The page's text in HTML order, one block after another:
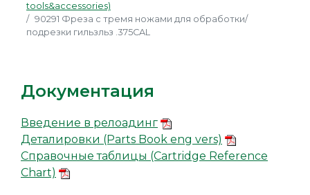
tools&accessories)
90291 Фреза с тремя ножами для обработки/
подрезки гильзльз .375CAL
Документация
Введение в релоадинг
Деталировки (Parts Book eng vers)
Справочные таблицы (Cartridge Reference
Chart)